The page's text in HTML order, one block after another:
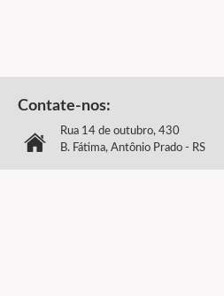
Contate-nos:
Rua 14 de outubro, 430
B. Fátima, Antônio Prado - RS